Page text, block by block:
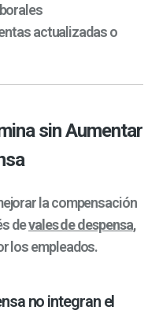
actualizadas o
sin Aumentar
la compensación
devales de despensa,
los empleados.
no integran el